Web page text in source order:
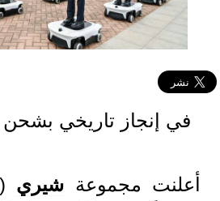
في إنجاز تاريخي بشحن
أعلنت مجموعة شيري